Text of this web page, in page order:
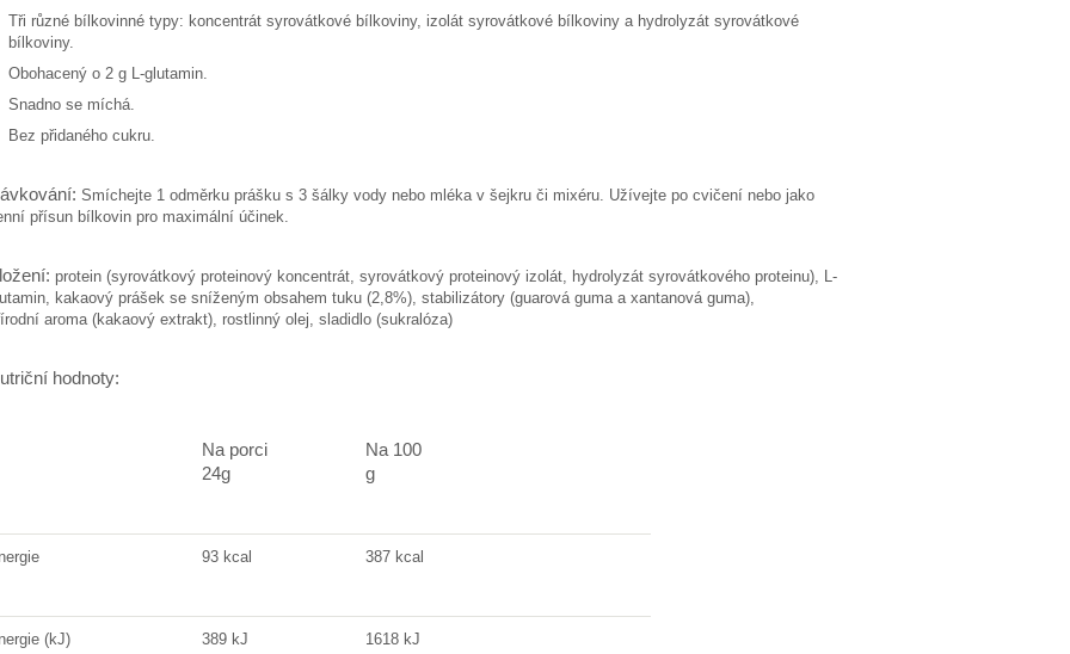
Tři různé bílkovinné typy: koncentrát syrovátkové bílkoviny, izolát syrovátkové bílkoviny a hydrolyzát syrovátkové
bílkoviny.
Obohacený o 2 g L-glutamin.
Snadno se míchá.
Bez přidaného cukru.
Smíchejte 1 odměrku prášku s 3 šálky vody nebo mléka v šejkru či mixéru. Užívejte po cvičení nebo jako
přísun bílkovin pro maximální účinek.
protein (syrovátkový proteinový koncentrát, syrovátkový proteinový izolát, hydrolyzát syrovátkového proteinu), L-
kakaový prášek se sníženým obsahem tuku (2,8%), stabilizátory (guarová guma a xantanová guma),
aroma (kakaový extrakt), rostlinný olej, sladidlo (sukralóza)
hodnoty:
Na porci
24g
Na 100
g
93 kcal 387 kcal
(kJ) 389 kJ 1618 kJ